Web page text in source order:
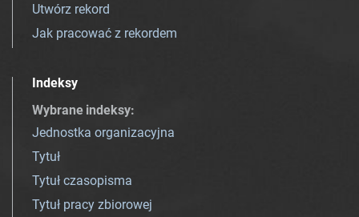
Utwórz rekord
Jak pracować z rekordem
Indeksy
Wybrane indeksy:
Jednostka organizacyjna
Tytuł
Tytuł czasopisma
Tytuł pracy zbiorowej